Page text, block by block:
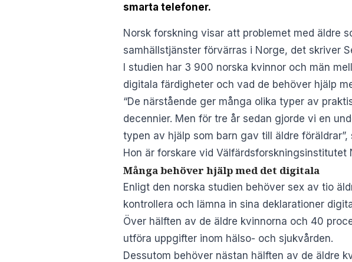
smarta telefoner.
Norsk forskning visar att problemet med äldre
samhällstjänster förvärras i Norge, det skriver
I studien har 3 900 norska kvinnor och män
digitala färdigheter och vad de behöver hjälp
“De närstående ger många olika typer av
decennier. Men för tre år sedan gjorde vi en
typen av hjälp som barn gav till äldre föräldrar”,
Hon är forskare vid Välfärdsforskningsinstitutet
Många behöver hjälp med det digitala
Enligt den norska studien behöver sex av tio
kontrollera och lämna in sina deklarationer
Över hälften av de äldre kvinnorna och 40
utföra uppgifter inom hälso- och sjukvården.
Dessutom behöver nästan hälften av de äldre